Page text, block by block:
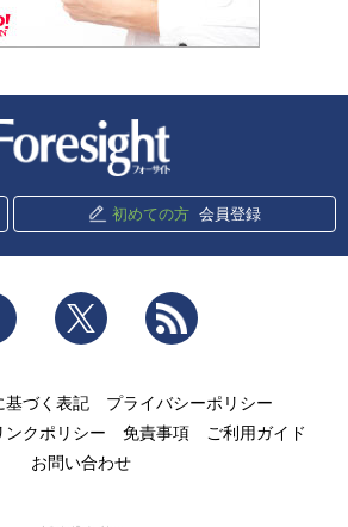
初めての方 会員登録
Facebook Twitter
基づく表記
プライバシーポリシー
ンクポリシー 免責事項
ご利用ガイド
お問い合わせ